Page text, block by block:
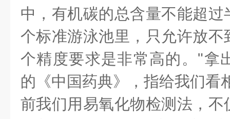
中，有机碳的总含量不能超
个标准游泳池里，只允许放
个精度要求是非常高的。"拿
的《中国药典》，指给我们看
前我们用易氧化物检测法，